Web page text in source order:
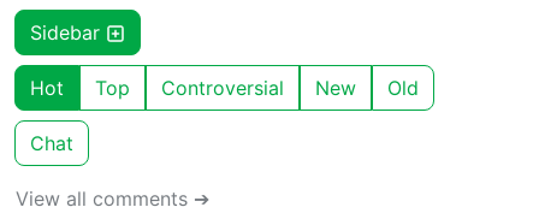
Sidebar
Hot Top Controversial New Old
Chat
View all comments ➔